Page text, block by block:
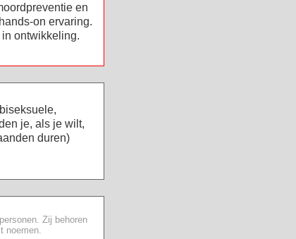
en
on ervaring.
ontwikkeling.
je, als je wilt,
duren)
Zij behoren
noemen.